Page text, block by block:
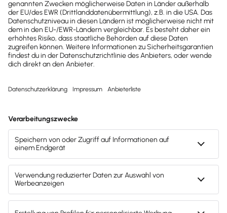
Welche DSGVO-Strafen drohen bei
Datenschutzverstößen?
Datenschutzrechts im Rahmen der DSGVO sind die
Aufsichtsbehörden bisher für schwerwiegende
Datenschutzverstöße ein Bußgeld von maximal
300.000 Euro verhängen konnten, drohen nun
bis zu
20 Millionen Eurooderbis zu 4 % vom weltweiten
Vorjahresumsatz
betragen – je nachdem, welcher
Betrag höher ist.
Das Risiko, von Bußgeldern betroffen zu sein, ist für